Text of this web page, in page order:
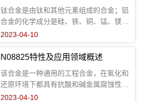
为6nm的超细粉
钛合金是由钛和其他元素组成的合金；铝
合金的化学成分是硅、铁、铜、锰、镁、
锌、铬、钛和铝，其中铝占主要部分。铝
元素的合金，是轻金属材料之一。 钛合
成的合金。
2023-04-10
N08825特性及应用领域概述
该合金是一种通用的工程合金，在氧化和
还原环境下都具有抗酸和碱金属腐蚀性能
高镍成份使合金具有有效的抗应力腐蚀开
2023-04-10